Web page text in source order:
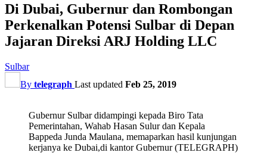
Di Dubai, Gubernur dan Rombongan
Perkenalkan Potensi Sulbar di Depan
Jajaran Direksi ARJ Holding LLC
Sulbar
By telegraph Last updated Feb 25, 2019
Gubernur Sulbar didampingi kepada Biro Tata
Pemerintahan, Wahab Hasan Sulur dan Kepala
Bappeda Junda Maulana, memaparkan hasil kunjungan
kerjanya ke Dubai,di kantor Gubernur (TELEGRAPH)